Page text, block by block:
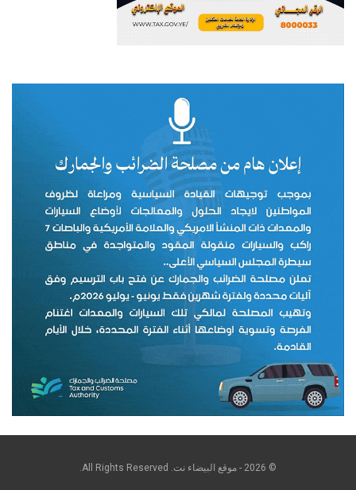
© 2026 - موقع البيضاء نت. All Rights Reserved.